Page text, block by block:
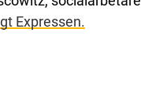
Expressen.